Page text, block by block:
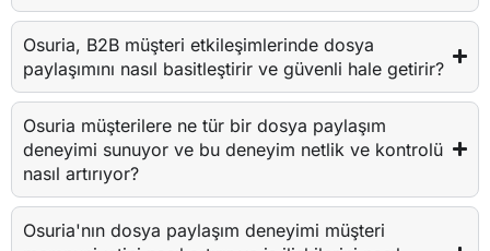
Osuria, B2B müşteri etkileşimlerinde dosya
paylaşımını nasıl basitleştirir ve güvenli hale getirir?
Osuria müşterilere ne tür bir dosya paylaşım
deneyimi sunuyor ve bu deneyim netlik ve kontrolü
nasıl artırıyor?
Osuria'nın dosya paylaşım deneyimi müşteri